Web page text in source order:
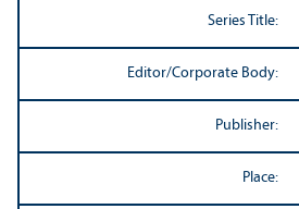
Series Title:
Editor/Corporate Body:
Publisher:
Place: